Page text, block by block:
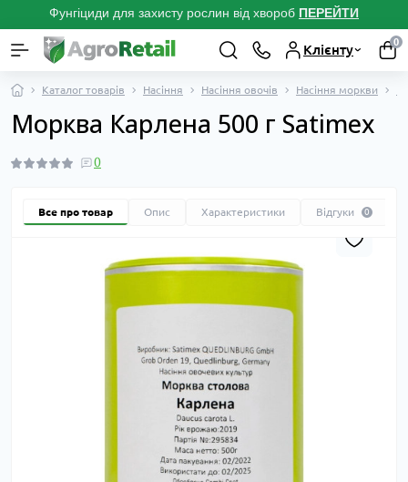
Фунгіциди для захисту рослин від хвороб ПЕРЕЙТИ
Клієнту
0
Каталог товарів Насіння Насіння овочів Насіння моркви
Морква Карлена 500 г Satimex
0
Все про товар Опис Характеристики Відгуки 0